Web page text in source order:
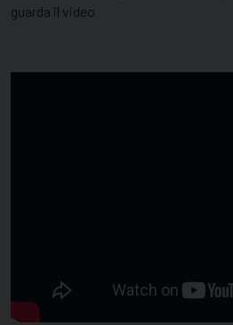
guarda il video